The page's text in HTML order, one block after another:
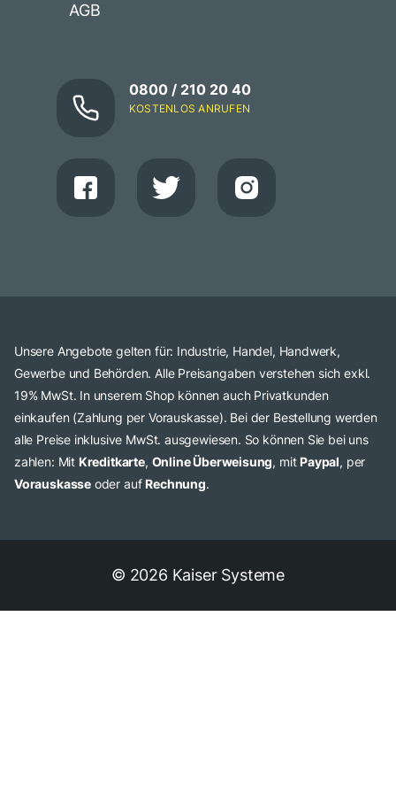
AGB
0800 / 210 20 40
KOSTENLOS ANRUFEN
Unsere Angebote gelten für: Industrie, Handel, Handwerk,
Gewerbe und Behörden. Alle Preisangaben verstehen sich exkl.
19% MwSt. In unserem Shop können auch Privatkunden
einkaufen (Zahlung per Vorauskasse). Bei der Bestellung werden
alle Preise inklusive MwSt. ausgewiesen. So können Sie bei uns
zahlen: Mit Kreditkarte, Online Überweisung, mit Paypal, per
Vorauskasse oder auf Rechnung.
© 2026 Kaiser Systeme